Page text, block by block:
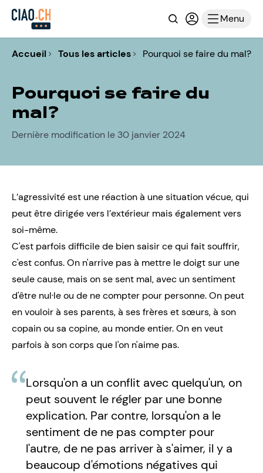
RechercheConnexion
Menu
Accueil Tous les articles Pourquoi se faire du mal?
Pourquoi se faire du
mal?
Dernière modification le 30 janvier 2024
L’agressivité est une réaction à une situation vécue, qui
peut être dirigée vers l’extérieur mais également vers
soi-même.
C'est parfois difficile de bien saisir ce qui fait souffrir,
c'est confus. On n'arrive pas à mettre le doigt sur une
seule cause, mais on se sent mal, avec un sentiment
d'être nul·le ou de ne compter pour personne. On peut
en vouloir à ses parents, à ses frères et sœurs, à son
copain ou sa copine, au monde entier. On en veut
parfois à son corps que l'on n'aime pas.
Lorsqu'on a un conflit avec quelqu'un, on
peut souvent le régler par une bonne
explication. Par contre, lorsqu'on a le
sentiment de ne pas compter pour
l'autre, de ne pas arriver à s'aimer, il y a
beaucoup d'émotions négatives qui